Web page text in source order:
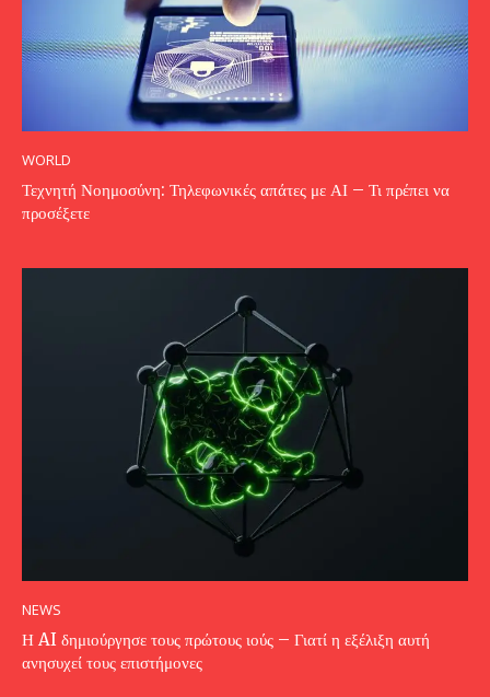
WORLD
Τεχνητή Νοημοσύνη: Τηλεφωνικές απάτες με ΑΙ – Τι πρέπει να
προσέξετε
NEWS
Η AI δημιούργησε τους πρώτους ιούς – Γιατί η εξέλιξη αυτή
ανησυχεί τους επιστήμονες